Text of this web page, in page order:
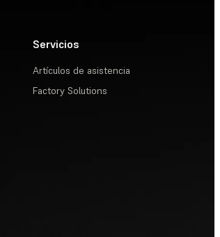
Servicios
Artículos de asistencia
Factory Solutions